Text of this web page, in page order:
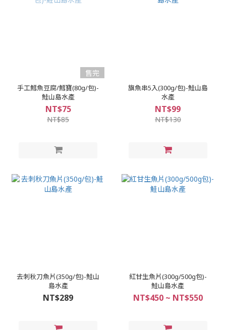
售完
手工鱈魚豆腐/鱈寶(80g/包)-
鮭山島水產
NT$75
NT$85
旗魚串5入(300g/包)-鮭山島
水產
NT$99
NT$130
去刺秋刀魚片(350g/包)-鮭山
島水產
NT$289
紅甘生魚片(300g/500g包)-
鮭山島水產
NT$450 ~ NT$550